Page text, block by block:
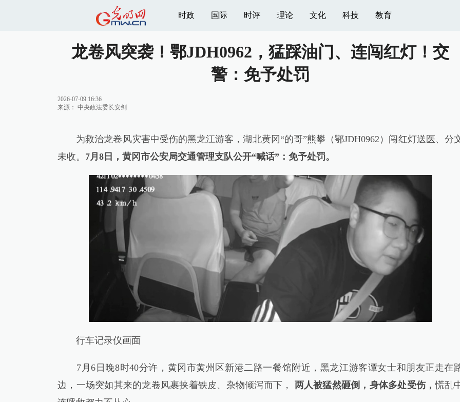
时政 国际 时评 理论 文化 科技 教育
龙卷风突袭！鄂JDH0962，猛踩油门、连闯红灯！交
警：免予处罚
2026-07-09 16:36
来源： 中央政法委长安剑
为救治龙卷风灾害中受伤的黑龙江游客，湖北黄冈“的哥”熊攀（鄂JDH0962）闯红灯送医、分
未收。 7月8日，黄冈市公安局交通管理支队公开“喊话”：免予处罚。
行车记录仪画面
7月6日晚8时40分许，黄冈市黄州区新港二路一餐馆附近，黑龙江游客谭女士和朋友正走在
边，一场突如其来的龙卷风裹挟着铁皮、杂物倾泻而下，
两人被猛然砸倒，身体多处受伤，慌乱